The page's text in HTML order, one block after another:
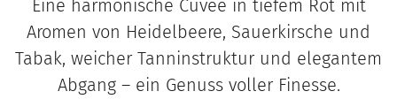
Eine harmonische Cuvée in tiefem Rot mit
Aromen von Heidelbeere, Sauerkirsche und
Tabak, weicher Tanninstruktur und elegantem
Abgang – ein Genuss voller Finesse.